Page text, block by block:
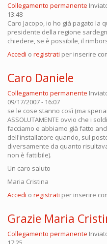
Collegamento permanente
13:48
Caro Jacopo, io ho già pagato la
presidente della regione
chiedere, se è possibile, il
Accedi o registrati per inserire
Caro Daniele
Collegamento permanente
09/17/2007 - 16:07
se le cose stanno così (ma
ASSOLUTAMENTE ovvio che i
facciamo e abbiamo già fatto
dell'installatore quando, sul
diversamente da quanto
non è fattibile).
Un caro saluto
Maria Cristina
Accedi o registrati per inserire
Grazie Maria
Collegamento permanente